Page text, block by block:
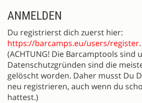
ANMELDEN
Du registrierst dich zuerst hier:
https://barcamps.eu/users/register.
(ACHTUNG! Die Barcamptools sind
Datenschutzgründen sind die
gelöscht worden. Daher musst Du
neu registrieren, auch wenn du
hattest.)